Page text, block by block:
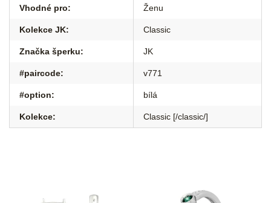
Vhodné pro: Ženu
Kolekce JK: Classic
Značka šperku: JK
#paircode: v771
#option: bílá
Kolekce: Classic [/classic/]